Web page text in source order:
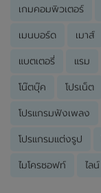
เกมคอมพิวเตอร์
เมนบอร์ด เมาส์
แบตเตอรี่ แรม
โน๊ตบุ๊ค โปรเน็ต
โปรแกรมฟังเพลง
โปรแกรมแต่งรูป
ไมโครซอฟท์ ไลน์